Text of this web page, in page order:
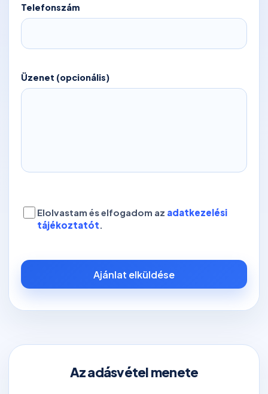
Telefonszám
Üzenet (opcionális)
Elolvastam és elfogadom az adatkezelési
tájékoztatót.
Ajánlat elküldése
Az adásvétel menete